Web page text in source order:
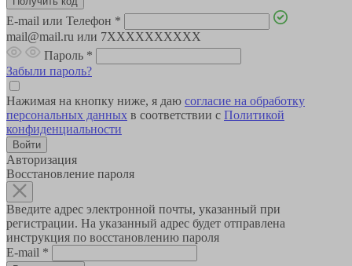
E-mail или Телефон *
mail@mail.ru или 7XXXXXXXXXX
Пароль *
Забыли пароль?
Нажимая на кнопку ниже, я даю согласие на обработку
персональных данных в соответствии с Политикой
конфиденциальности
Авторизация
Восстановление пароля
Введите адрес электронной почты, указанный при
регистрации. На указанный адрес будет отправлена
инструкция по восстановлению пароля
E-mail *